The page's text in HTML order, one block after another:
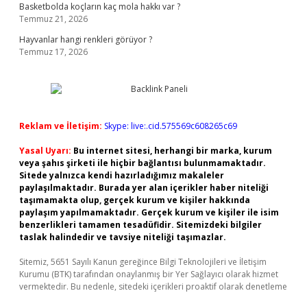
Basketbolda koçların kaç mola hakkı var ?
Temmuz 21, 2026
Hayvanlar hangi renkleri görüyor ?
Temmuz 17, 2026
Reklam ve İletişim: Skype: live:.cid.575569c608265c69
Yasal Uyarı: Bu internet sitesi, herhangi bir marka, kurum
veya şahıs şirketi ile hiçbir bağlantısı bulunmamaktadır.
Sitede yalnızca kendi hazırladığımız makaleler
paylaşılmaktadır. Burada yer alan içerikler haber niteliği
taşımamakta olup, gerçek kurum ve kişiler hakkında
paylaşım yapılmamaktadır. Gerçek kurum ve kişiler ile isim
benzerlikleri tamamen tesadüfidir. Sitemizdeki bilgiler
taslak halindedir ve tavsiye niteliği taşımazlar.
Sitemiz, 5651 Sayılı Kanun gereğince Bilgi Teknolojileri ve İletişim
Kurumu (BTK) tarafından onaylanmış bir Yer Sağlayıcı olarak hizmet
vermektedir. Bu nedenle, sitedeki içerikleri proaktif olarak denetleme